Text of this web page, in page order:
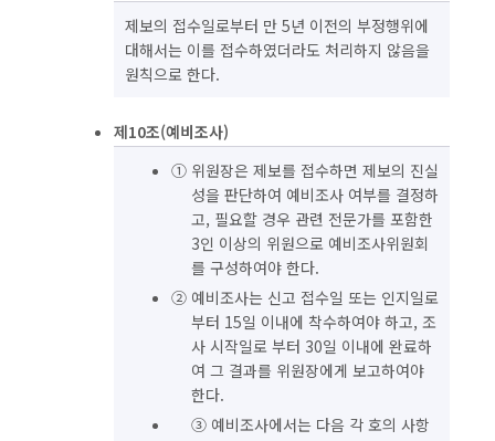
제보의 접수일로부터 만 5년 이전의 부정행위에
대해서는 이를 접수하였더라도 처리하지 않음을
원칙으로 한다.
제10조(예비조사)
① 위원장은 제보를 접수하면 제보의 진실
성을 판단하여 예비조사 여부를 결정하
고, 필요할 경우 관련 전문가를 포함한
3인 이상의 위원으로 예비조사위원회
를 구성하여야 한다.
② 예비조사는 신고 접수일 또는 인지일로
부터 15일 이내에 착수하여야 하고, 조
사 시작일로 부터 30일 이내에 완료하
여 그 결과를 위원장에게 보고하여야
한다.
③ 예비조사에서는 다음 각 호의 사항